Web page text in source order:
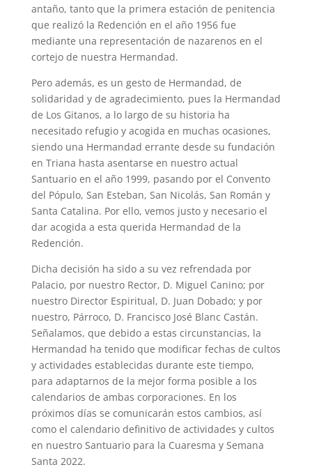
antaño, tanto que la primera estación de penitencia
que realizó la Redención en el año 1956 fue
mediante una representación de nazarenos en el
cortejo de nuestra Hermandad.
Pero además, es un gesto de Hermandad, de
solidaridad y de agradecimiento, pues la Hermandad
de Los Gitanos, a lo largo de su historia ha
necesitado refugio y acogida en muchas ocasiones,
siendo una Hermandad errante desde su fundación
en Triana hasta asentarse en nuestro actual
Santuario en el año 1999, pasando por el Convento
del Pópulo, San Esteban, San Nicolás, San Román y
Santa Catalina. Por ello, vemos justo y necesario el
dar acogida a esta querida Hermandad de la
Redención.
Dicha decisión ha sido a su vez refrendada por
Palacio, por nuestro Rector, D. Miguel Canino; por
nuestro Director Espiritual, D. Juan Dobado; y por
nuestro, Párroco, D. Francisco José Blanc Castán.
Señalamos, que debido a estas circunstancias, la
Hermandad ha tenido que modificar fechas de cultos
y actividades establecidas durante este tiempo,
para adaptarnos de la mejor forma posible a los
calendarios de ambas corporaciones. En los
próximos días se comunicarán estos cambios, así
como el calendario definitivo de actividades y cultos
en nuestro Santuario para la Cuaresma y Semana
Santa 2022.